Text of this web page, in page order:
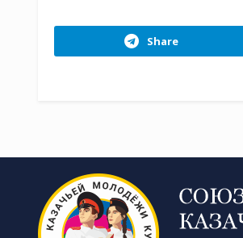
Share